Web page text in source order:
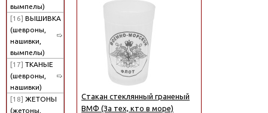
вымпелы)
[16] ВЫШИВКА
(шевроны,
нашивки,
вымпелы)
[17] ТКАНЫЕ
(шевроны,
нашивки)
[18] ЖЕТОНЫ
(жетоны,
Стакан стеклянный граненый
ВМФ (За тех, кто в море)